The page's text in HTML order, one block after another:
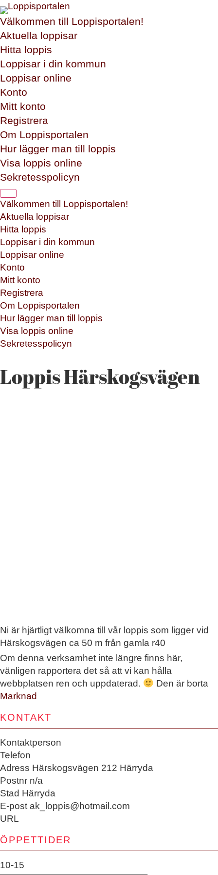
Välkommen till Loppisportalen!
Aktuella loppisar
Hitta loppis
Loppisar i din kommun
Loppisar online
Konto
Mitt konto
Registrera
Om Loppisportalen
Hur lägger man till loppis
Visa loppis online
Sekretesspolicyn
Välkommen till Loppisportalen!
Aktuella loppisar
Hitta loppis
Loppisar i din kommun
Loppisar online
Konto
Mitt konto
Registrera
Om Loppisportalen
Hur lägger man till loppis
Visa loppis online
Sekretesspolicyn
Loppis Härskogsvägen
Ni är hjärtligt välkomna till vår loppis som ligger vid
Härskogsvägen ca 50 m från gamla r40
Om denna verksamhet inte längre finns här,
vänligen rapportera det så att vi kan hålla
webbplatsen ren och uppdaterad.
Den är borta
Marknad
KONTAKT
Kontaktperson
Telefon
Adress Härskogsvägen 212 Härryda
Postnr n/a
Stad Härryda
E-post ak_loppis@hotmail.com
URL
ÖPPETTIDER
10-15